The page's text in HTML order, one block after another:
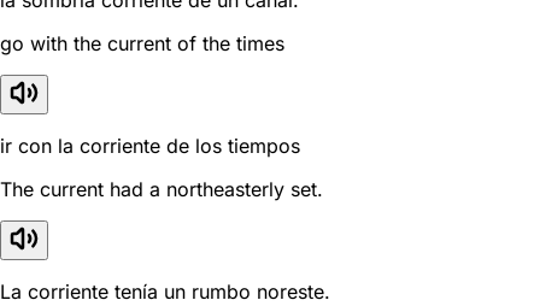
go with the current of the times
ir con la corriente de los tiempos
The current had a northeasterly set.
La corriente tenía un rumbo noreste.